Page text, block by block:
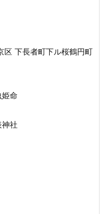
下長者町下ル桜鶴円町
命
社